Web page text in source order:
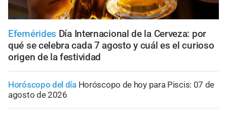
Efemérides Día Internacional de la Cerveza: por
qué se celebra cada 7 agosto y cuál es el curioso
origen de la festividad
Horóscopo del día Horóscopo de hoy para Piscis: 07 de
agosto de 2026